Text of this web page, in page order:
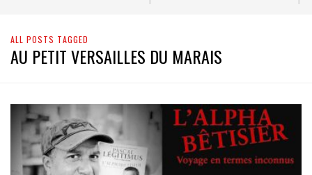
ALL POSTS TAGGED
AU PETIT VERSAILLES DU MARAIS